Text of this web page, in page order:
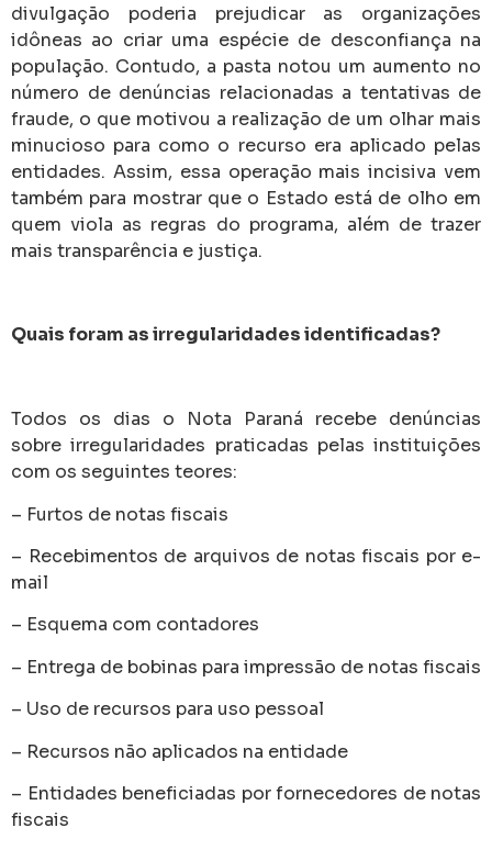
divulgação poderia prejudicar as organizações
idôneas ao criar uma espécie de desconfiança na
população. Contudo, a pasta notou um aumento no
número de denúncias relacionadas a tentativas de
fraude, o que motivou a realização de um olhar mais
minucioso para como o recurso era aplicado pelas
entidades. Assim, essa operação mais incisiva vem
também para mostrar que o Estado está de olho em
quem viola as regras do programa, além de trazer
mais transparência e justiça.
Quais foram as irregularidades identificadas?
Todos os dias o Nota Paraná recebe denúncias
sobre irregularidades praticadas pelas instituições
com os seguintes teores:
– Furtos de notas fiscais
– Recebimentos de arquivos de notas fiscais por e-
mail
– Esquema com contadores
– Entrega de bobinas para impressão de notas fiscais
– Uso de recursos para uso pessoal
– Recursos não aplicados na entidade
– Entidades beneficiadas por fornecedores de notas
fiscais